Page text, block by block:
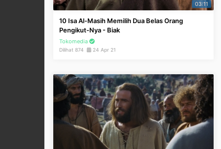
03:11
10 Isa Al-Masih Memilih Dua Belas Orang
Pengikut-Nya - Biak
Tokomedia
Dilihat 874 24 Apr 21